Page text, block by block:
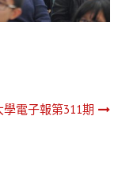
學電子報第311期